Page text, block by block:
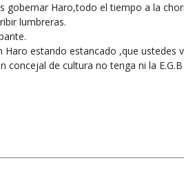
gobernar Haro,todo el tiempo a la
lumbreras.
estando estancado ,que ustedes
concejal de cultura no tenga ni la